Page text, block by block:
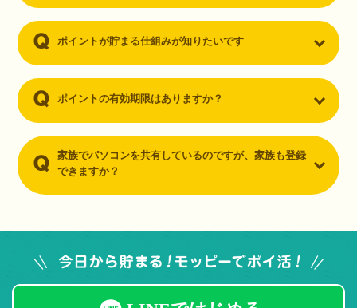
ポイントが貯まる仕組みが知りたいです
ポイントの有効期限はありますか？
家族でパソコンを共有しているのですが、家族も登録
できますか？